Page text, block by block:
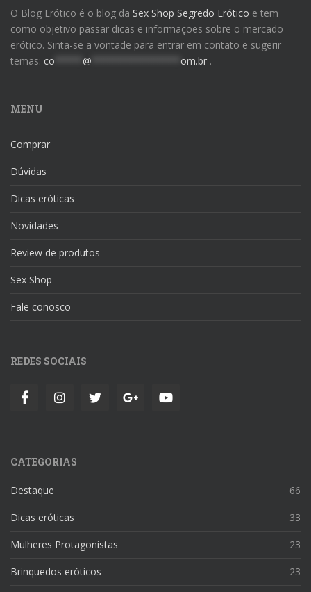
O Blog Erótico é o blog da Sex Shop Segredo Erótico e tem
como objetivo passar dicas e informações sobre o mercado
erótico. Sinta-se a vontade para entrar em contato e sugerir
temas: co @ om.br .
MENU
Comprar
Dúvidas
Dicas eróticas
Novidades
Review de produtos
Sex Shop
Fale conosco
REDES SOCIAIS
CATEGORIAS
Destaque 66
Dicas eróticas 33
Mulheres Protagonistas 23
Brinquedos eróticos 23